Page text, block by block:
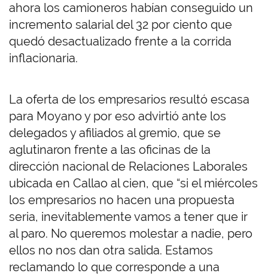
ahora los camioneros habían conseguido un
incremento salarial del 32 por ciento que
quedó desactualizado frente a la corrida
inflacionaria.
La oferta de los empresarios resultó escasa
para Moyano y por eso advirtió ante los
delegados y afiliados al gremio, que se
aglutinaron frente a las oficinas de la
dirección nacional de Relaciones Laborales
ubicada en Callao al cien, que “si el miércoles
los empresarios no hacen una propuesta
seria, inevitablemente vamos a tener que ir
al paro. No queremos molestar a nadie, pero
ellos no nos dan otra salida. Estamos
reclamando lo que corresponde a una